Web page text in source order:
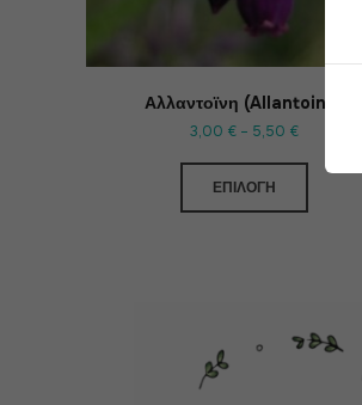
Αλλαντοϊνη (Allantoine)
3,00 € – 5,50 €
ΕΠΙΛΟΓΉ